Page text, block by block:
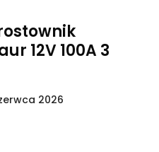
12V 100A 3
2026